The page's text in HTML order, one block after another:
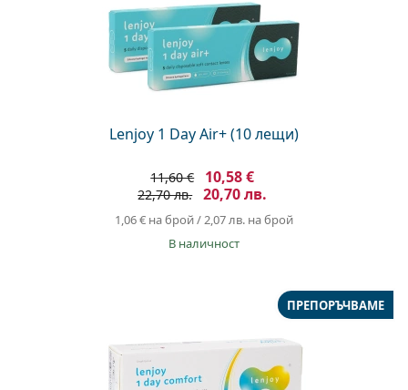
Lenjoy 1 Day Air+ (10 лещи)
11,60 € 10,58 €
22,70 лв. 20,70 лв.
1,06 € на брой/2,07 лв. на брой
в наличност
ПРЕПОРЪЧВАМЕ